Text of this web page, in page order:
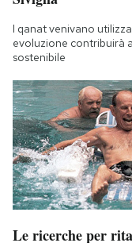
I qanat venivano
evoluzione contribuirà
sostenibile
Le ricerche per